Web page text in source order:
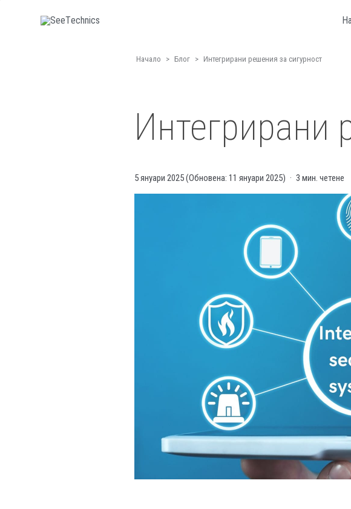
Начало > Блог > Интегрирани решения за сигурност
Интегрирани
5 януари 2025(Обновена: 11 януари 2025) 3 мин. четене